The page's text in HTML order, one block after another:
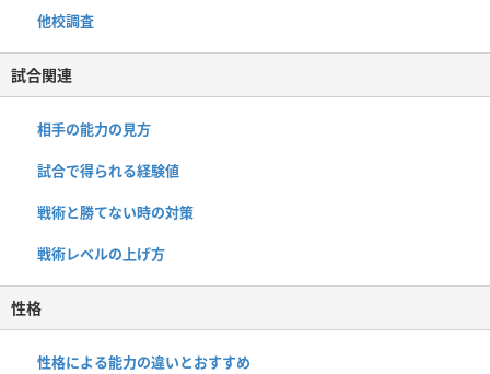
他校調査
試合関連
相手の能力の見方
試合で得られる経験値
戦術と勝てない時の対策
戦術レベルの上げ方
性格
性格による能力の違いとおすすめ